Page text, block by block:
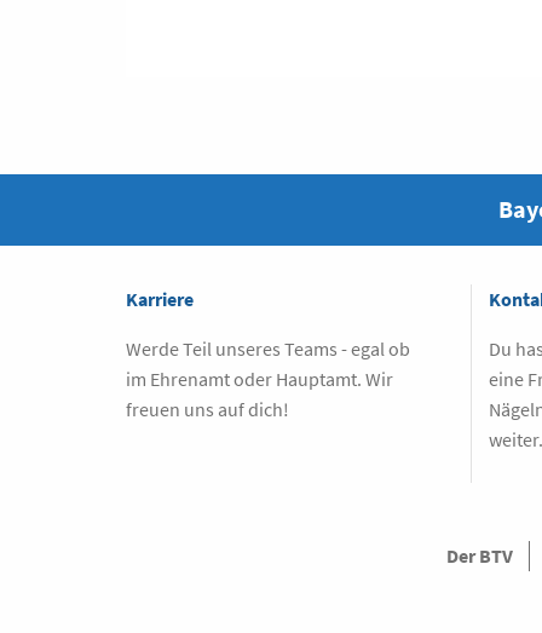
Karriere
Werde Teil unseres Teams - egal ob
im Ehrenamt oder Hauptamt. Wir
freuen uns auf dich!
Du
eine
weiter.
Der BTV